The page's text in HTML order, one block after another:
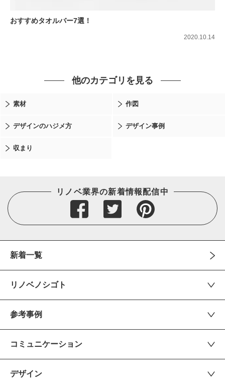
おすすめタオルバー7選！
2020.10.14
他のカテゴリを見る
素材 作図
デザインのハジメ方 デザイン事例
収まり
リノベ業界の新着情報配信中
新着一覧
リノベノシゴト
参考事例
コミュニケーション
デザイン